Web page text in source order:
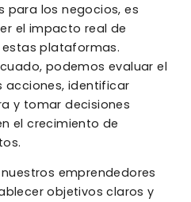
para los negocios, es
el impacto real de
plataformas.
podemos evaluar el
acciones, identificar
y tomar decisiones
el crecimiento de
emprendedores
objetivos claros y